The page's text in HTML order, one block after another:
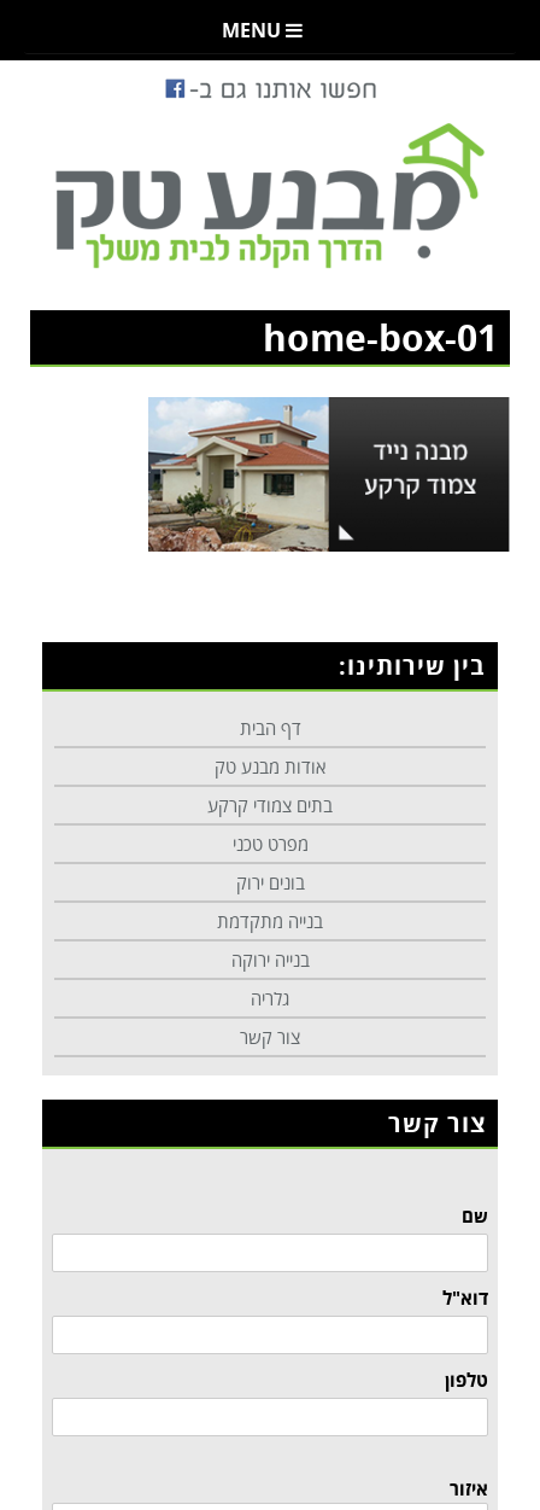
MENU
home-box-01
בין שירותינו:
דף הבית
אודות מבנע טק
בתים צמודי קרקע
מפרט טכני
בונים ירוק
בנייה מתקדמת
בנייה ירוקה
גלריה
צור קשר
צור קשר
שם
דוא"ל
טלפון
איזור